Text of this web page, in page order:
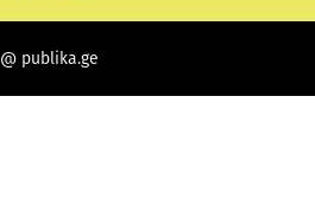
@ publika.ge